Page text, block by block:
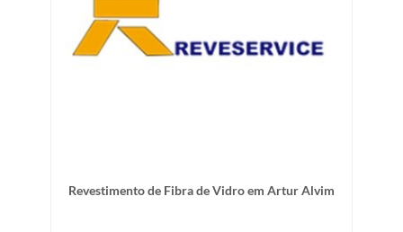
Revestimento de Fibra de Vidro em Artur Alvim